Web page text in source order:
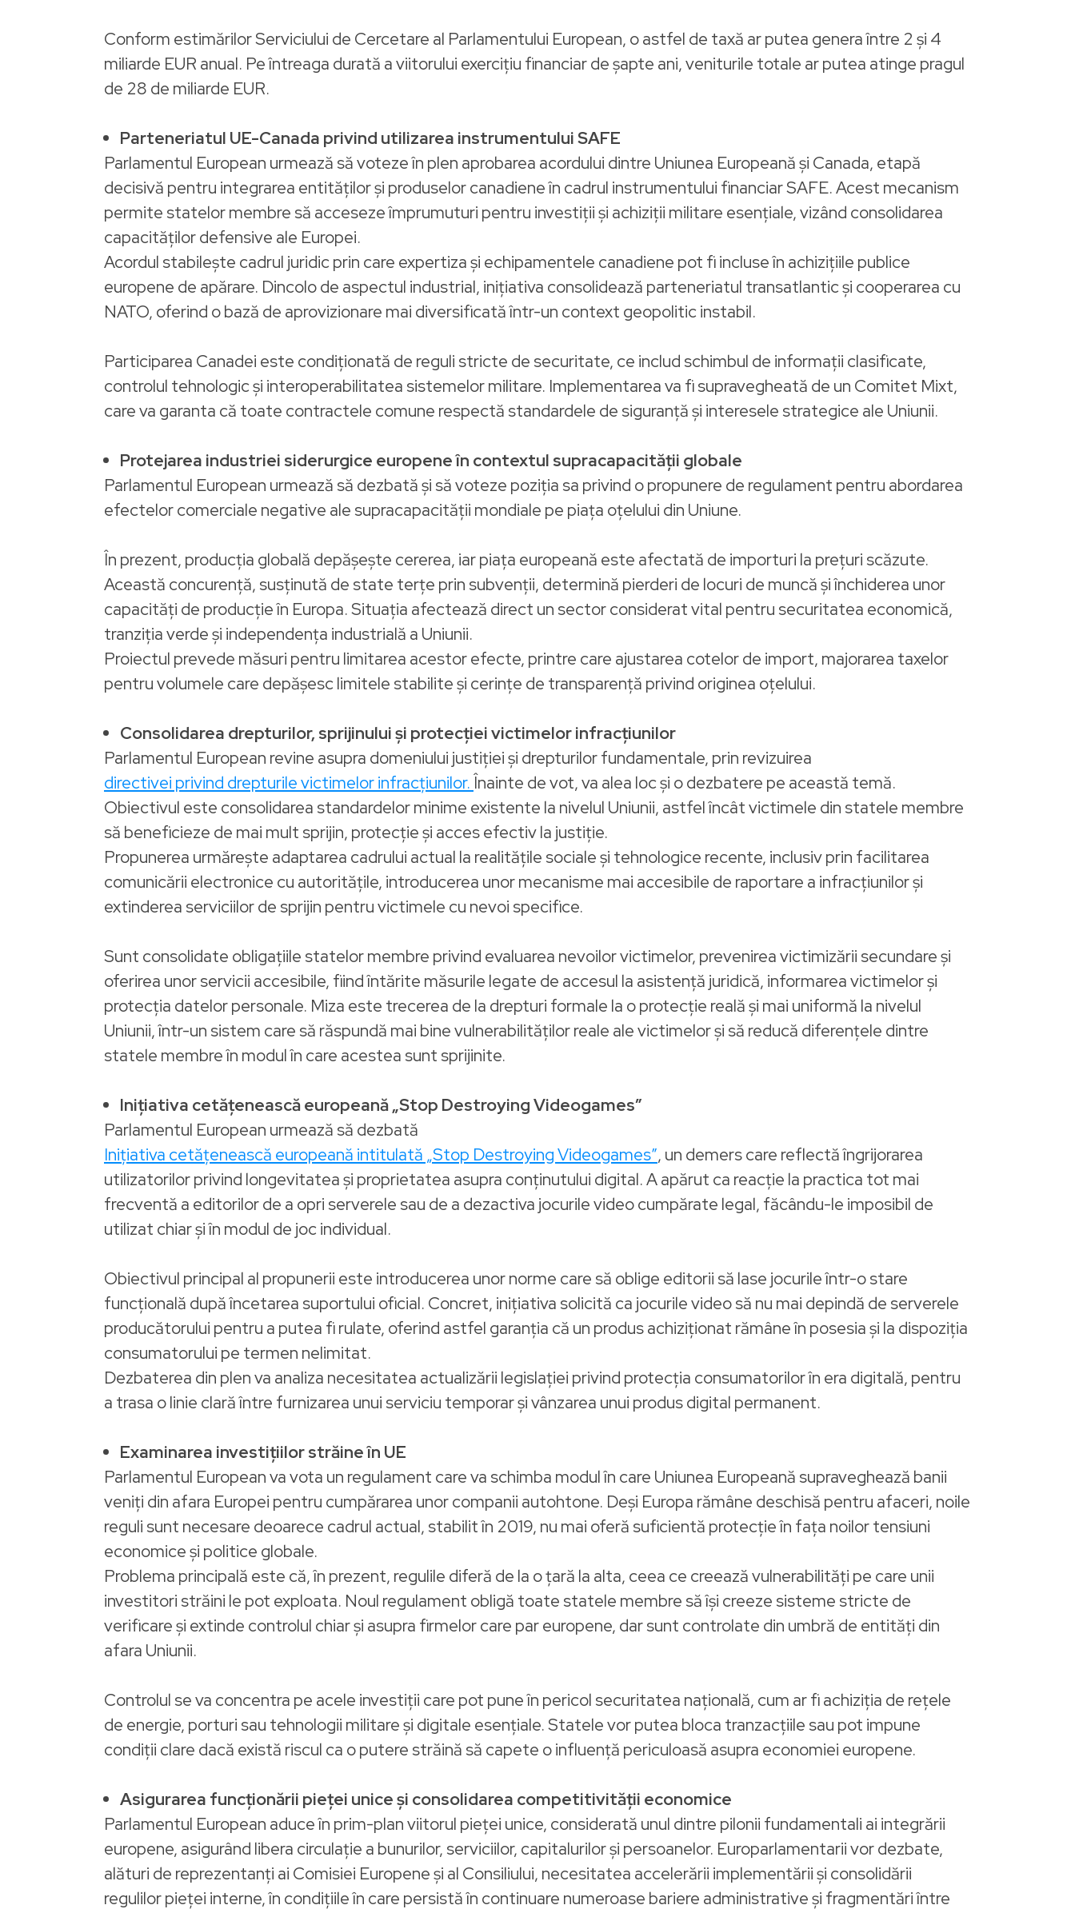
Conform estimărilor Serviciului de Cercetare al Parlamentului European, o astfel de taxă ar putea genera între 2 și 4
miliarde EUR anual. Pe întreaga durată a viitorului exercițiu financiar de șapte ani, veniturile totale ar putea atinge pragul
de 28 de miliarde EUR.
Parteneriatul UE-Canada privind utilizarea instrumentului SAFE
Parlamentul European urmează să voteze în plen aprobarea acordului dintre Uniunea Europeană și Canada, etapă
decisivă pentru integrarea entităților și produselor canadiene în cadrul instrumentului financiar SAFE. Acest mecanism
permite statelor membre să acceseze împrumuturi pentru investiții și achiziții militare esențiale, vizând consolidarea
capacităților defensive ale Europei.
Acordul stabilește cadrul juridic prin care expertiza și echipamentele canadiene pot fi incluse în achizițiile publice
europene de apărare. Dincolo de aspectul industrial, inițiativa consolidează parteneriatul transatlantic și cooperarea cu
NATO, oferind o bază de aprovizionare mai diversificată într-un context geopolitic instabil.
Participarea Canadei este condiționată de reguli stricte de securitate, ce includ schimbul de informații clasificate,
controlul tehnologic și interoperabilitatea sistemelor militare. Implementarea va fi supravegheată de un Comitet Mixt,
care va garanta că toate contractele comune respectă standardele de siguranță și interesele strategice ale Uniunii.
Protejarea industriei siderurgice europene în contextul supracapacității globale
Parlamentul European urmează să dezbată și să voteze poziția sa privind o propunere de regulament pentru abordarea
efectelor comerciale negative ale supracapacității mondiale pe piața oțelului din Uniune.
În prezent, producția globală depășește cererea, iar piața europeană este afectată de importuri la prețuri scăzute.
Această concurență, susținută de state terțe prin subvenții, determină pierderi de locuri de muncă și închiderea unor
capacități de producție în Europa. Situația afectează direct un sector considerat vital pentru securitatea economică,
tranziția verde și independența industrială a Uniunii.
Proiectul prevede măsuri pentru limitarea acestor efecte, printre care ajustarea cotelor de import, majorarea taxelor
pentru volumele care depășesc limitele stabilite și cerințe de transparență privind originea oțelului.
Consolidarea drepturilor, sprijinului și protecției victimelor infracțiunilor
Parlamentul European revine asupra domeniului justiției și drepturilor fundamentale, prin revizuirea
directivei privind drepturile victimelor infracțiunilor. Înainte de vot, va alea loc și o dezbatere pe această temă.
Obiectivul este consolidarea standardelor minime existente la nivelul Uniunii, astfel încât victimele din statele membre
să beneficieze de mai mult sprijin, protecție și acces efectiv la justiție.
Propunerea urmărește adaptarea cadrului actual la realitățile sociale și tehnologice recente, inclusiv prin facilitarea
comunicării electronice cu autoritățile, introducerea unor mecanisme mai accesibile de raportare a infracțiunilor și
extinderea serviciilor de sprijin pentru victimele cu nevoi specifice.
Sunt consolidate obligațiile statelor membre privind evaluarea nevoilor victimelor, prevenirea victimizării secundare și
oferirea unor servicii accesibile, fiind întărite măsurile legate de accesul la asistență juridică, informarea victimelor și
protecția datelor personale. Miza este trecerea de la drepturi formale la o protecție reală și mai uniformă la nivelul
Uniunii, într-un sistem care să răspundă mai bine vulnerabilităților reale ale victimelor și să reducă diferențele dintre
statele membre în modul în care acestea sunt sprijinite.
Inițiativa cetățenească europeană „Stop Destroying Videogames”
Parlamentul European urmează să dezbată
Inițiativa cetățenească europeană intitulată „Stop Destroying Videogames”, un demers care reflectă îngrijorarea
utilizatorilor privind longevitatea și proprietatea asupra conținutului digital. A apărut ca reacție la practica tot mai
frecventă a editorilor de a opri serverele sau de a dezactiva jocurile video cumpărate legal, făcându-le imposibil de
utilizat chiar și în modul de joc individual.
Obiectivul principal al propunerii este introducerea unor norme care să oblige editorii să lase jocurile într-o stare
funcțională după încetarea suportului oficial. Concret, inițiativa solicită ca jocurile video să nu mai depindă de serverele
producătorului pentru a putea fi rulate, oferind astfel garanția că un produs achiziționat rămâne în posesia și la dispoziția
consumatorului pe termen nelimitat.
Dezbaterea din plen va analiza necesitatea actualizării legislației privind protecția consumatorilor în era digitală, pentru
a trasa o linie clară între furnizarea unui serviciu temporar și vânzarea unui produs digital permanent.
Examinarea investițiilor străine în UE
Parlamentul European va vota un regulament care va schimba modul în care Uniunea Europeană supraveghează banii
veniți din afara Europei pentru cumpărarea unor companii autohtone. Deși Europa rămâne deschisă pentru afaceri, noile
reguli sunt necesare deoarece cadrul actual, stabilit în 2019, nu mai oferă suficientă protecție în fața noilor tensiuni
economice și politice globale.
Problema principală este că, în prezent, regulile diferă de la o țară la alta, ceea ce creează vulnerabilități pe care unii
investitori străini le pot exploata. Noul regulament obligă toate statele membre să își creeze sisteme stricte de
verificare și extinde controlul chiar și asupra firmelor care par europene, dar sunt controlate din umbră de entități din
afara Uniunii.
Controlul se va concentra pe acele investiții care pot pune în pericol securitatea națională, cum ar fi achiziția de rețele
de energie, porturi sau tehnologii militare și digitale esențiale. Statele vor putea bloca tranzacțiile sau pot impune
condiții clare dacă există riscul ca o putere străină să capete o influență periculoasă asupra economiei europene.
Asigurarea funcționării pieței unice și consolidarea competitivității economice
Parlamentul European aduce în prim-plan viitorul pieței unice, considerată unul dintre pilonii fundamentali ai integrării
europene, asigurând libera circulație a bunurilor, serviciilor, capitalurilor și persoanelor. Europarlamentarii vor dezbate,
alături de reprezentanți ai Comisiei Europene și al Consiliului, necesitatea accelerării implementării și consolidării
regulilor pieței interne, în condițiile în care persistă în continuare numeroase bariere administrative și fragmentări între